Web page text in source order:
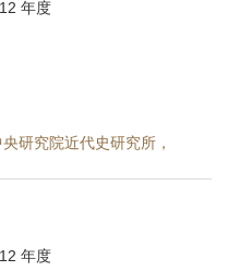
年度
研究院近代史研究所，
年度